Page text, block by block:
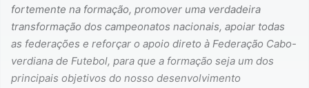
fortemente na formação, promover uma verdadeira
transformação dos campeonatos nacionais, apoiar todas
as federações e reforçar o apoio direto à Federação Cabo-
verdiana de Futebol, para que a formação seja um dos
principais objetivos do nosso desenvolvimento